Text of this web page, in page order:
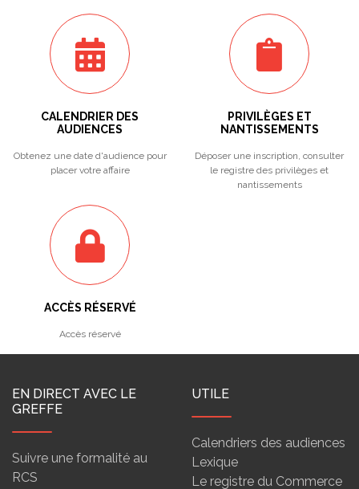
CALENDRIER DES
AUDIENCES
Obtenez une date d'audience pour
placer votre affaire
PRIVILÈGES ET
NANTISSEMENTS
Déposer une inscription, consulter
le registre des privilèges et
nantissements
ACCÈS RÉSERVÉ
Accès réservé
EN DIRECT AVEC LE
GREFFE
Suivre une formalité au
RCS
UTILE
Calendriers des audiences
Lexique
Le registre du Commerce